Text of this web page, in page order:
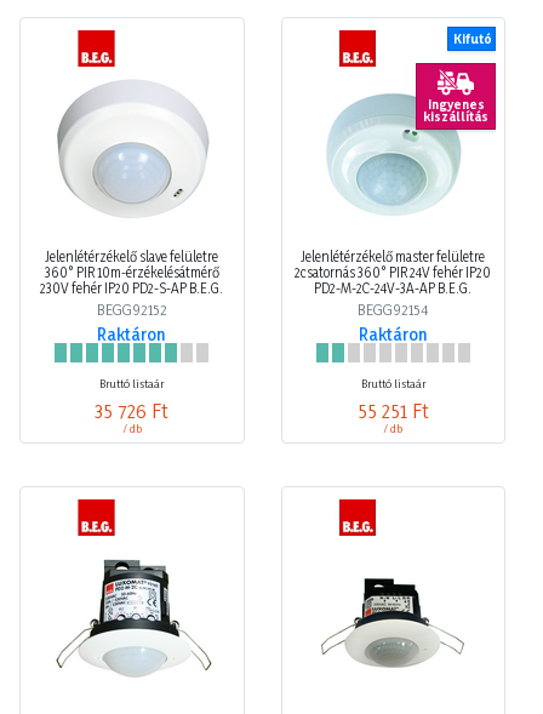
Jelenlétérzékelő slave felületre
360° PIR 10m-érzékelésátmérő
230V fehér IP20 PD2-S-AP B.E.G.
BEGG92152
Raktáron
Bruttó listaár
35 726 Ft
/ db
Kifutó
Ingyenes
kiszállítás
Jelenlétérzékelő master felületre
2csatornás 360° PIR 24V fehér IP20
PD2-M-2C-24V-3A-AP B.E.G.
BEGG92154
Raktáron
Bruttó listaár
55 251 Ft
/ db